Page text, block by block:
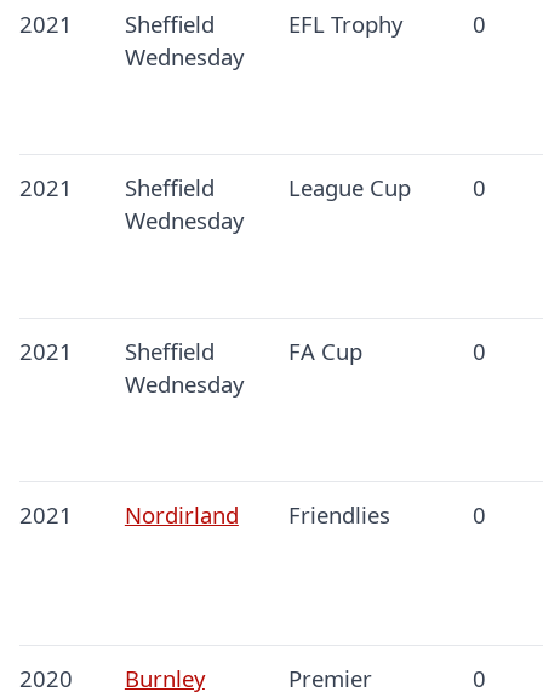
2021
Sheffield
Wednesday
EFL Trophy 0
2021
Sheffield
Wednesday
League Cup 0
2021
Sheffield
Wednesday
FA Cup 0
2021 Nordirland Friendlies 0
2020 Burnley Premier 0